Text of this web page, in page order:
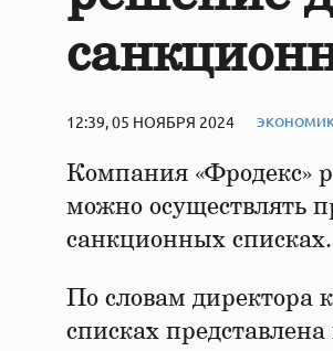
12:39, 05 НОЯБРЯ 2024
Компания «Фродекс»
можно осуществлять
санкционных
По словам директора
списках